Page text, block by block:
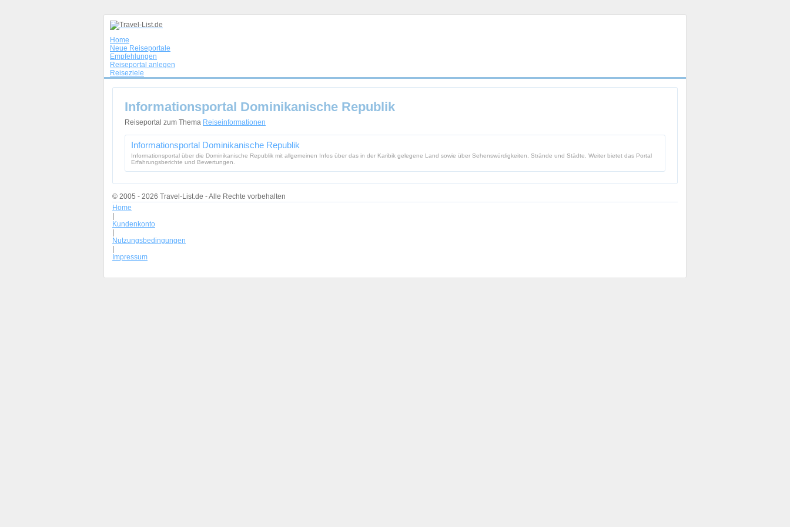
Home
Neue Reiseportale
Empfehlungen
Reiseportal anlegen
Reiseziele
Informationsportal Dominikanische Republik
Reiseportal zum Thema Reiseinformationen
Informationsportal Dominikanische Republik
Informationsportal über die Dominikanische Republik mit allgemeinen Infos über das in der Karibik gelegene Land sowie über Sehenswürdigkeiten, Strände und Städte. Weiter bietet das Portal
Erfahrungsberichte und Bewertungen.
© 2005 - 2026 Travel-List.de - Alle Rechte vorbehalten
Home
Kundenkonto
Nutzungsbedingungen
Impressum